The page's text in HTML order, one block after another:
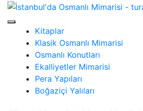
Kitaplar
Klasik Osmanlı Mimarisi
Osmanlı Konutları
Ekalliyetler Mimarisi
Pera Yapıları
Boğaziçi Yalıları